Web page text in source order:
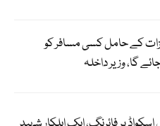
کے حامل کسی مسافر کو
گا، وزیر داخلہ